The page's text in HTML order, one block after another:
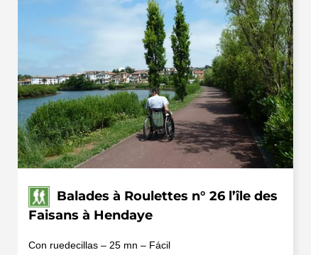
Balades à Roulettes n° 26 l’île des
Faisans à Hendaye
Con ruedecillas – 25 mn – Fácil